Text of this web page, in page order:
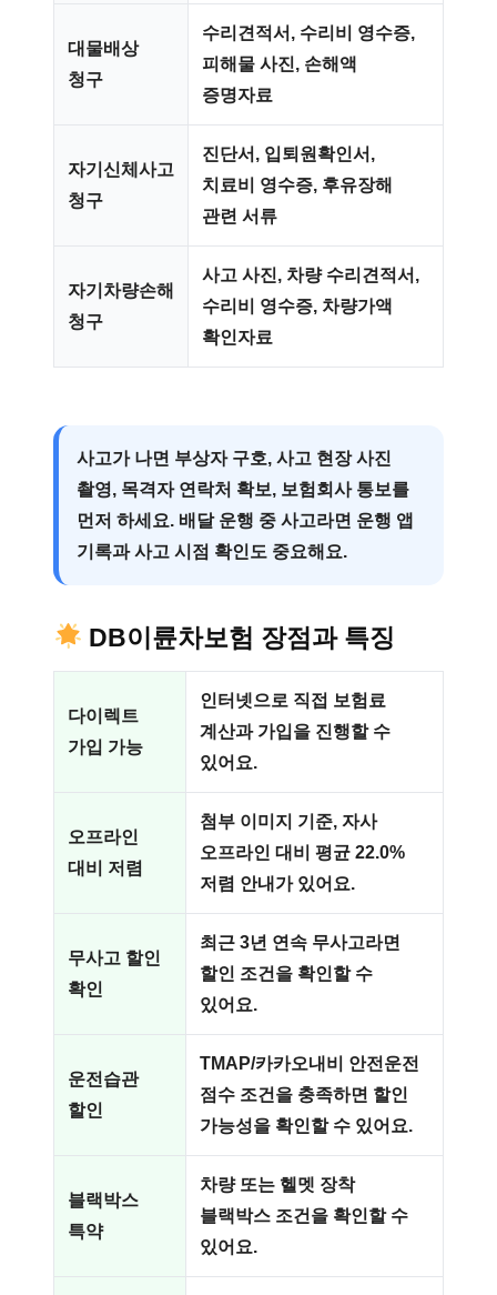
대물배상
청구
수리견적서, 수리비 영수증,
피해물 사진, 손해액
증명자료
자기신체사고
청구
진단서, 입퇴원확인서,
치료비 영수증, 후유장해
관련 서류
자기차량손해
청구
사고 사진, 차량 수리견적서,
수리비 영수증, 차량가액
확인자료
사고가 나면 부상자 구호, 사고 현장 사진
촬영, 목격자 연락처 확보, 보험회사 통보를
먼저 하세요. 배달 운행 중 사고라면 운행 앱
기록과 사고 시점 확인도 중요해요.
DB이륜차보험 장점과 특징
다이렉트
가입 가능
인터넷으로 직접 보험료
계산과 가입을 진행할 수
있어요.
오프라인
대비 저렴
첨부 이미지 기준, 자사
오프라인 대비 평균 22.0%
저렴 안내가 있어요.
무사고 할인
확인
최근 3년 연속 무사고라면
할인 조건을 확인할 수
있어요.
운전습관
할인
TMAP/카카오내비 안전운전
점수 조건을 충족하면 할인
가능성을 확인할 수 있어요.
블랙박스
특약
차량 또는 헬멧 장착
블랙박스 조건을 확인할 수
있어요.